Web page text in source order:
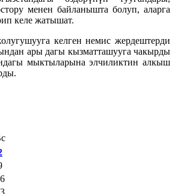
менен байланышта болуп, аларга
келе жатышат.
келген немис жердештерди
ары дагы кызматташууга чакырды
мыктыларына элчиликтин алкыш